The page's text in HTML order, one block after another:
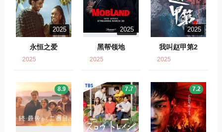
2025
永恒之爱
2025
2025
黑帮领地
2025
2025
我叫赵甲第2
2025
8.9 7.7 7.2